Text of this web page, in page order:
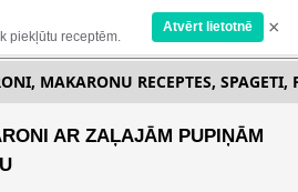
piekļūtu receptēm.
Atvērt lietotnē ×
MAKARONU RECEPTES, SPAGETI,
AR ZAĻAJĀM PUPIŅĀM